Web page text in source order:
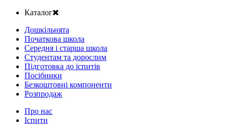
Каталог
Дошкільнята
Початкова школа
Середня і старша школа
Студентам та дорослим
Підготовка до іспитів
Посібники
Безкоштовні компоненти
Розпродаж
Про нас
Іспити